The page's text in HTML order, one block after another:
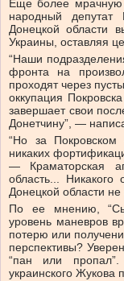
Еще более мрачную
народный
Донецкой области
Украины, оставляя
“Наши
фронта на
проходят через
оккупация
завершает свои
Донетчину”, —
“Но за
никаких
— Краматорская
область... Никакого
Донецкой области
По ее мнению,
уровень маневров
потерю или
перспективы?
“пан или
украинского Жукова